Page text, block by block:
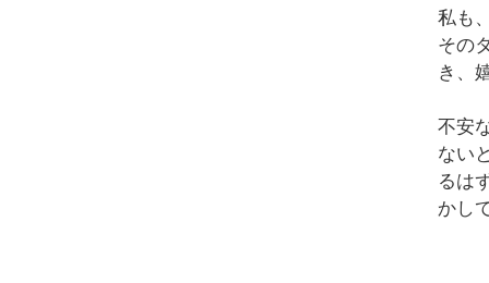
私も
その
き、
不安
ない
るは
かし